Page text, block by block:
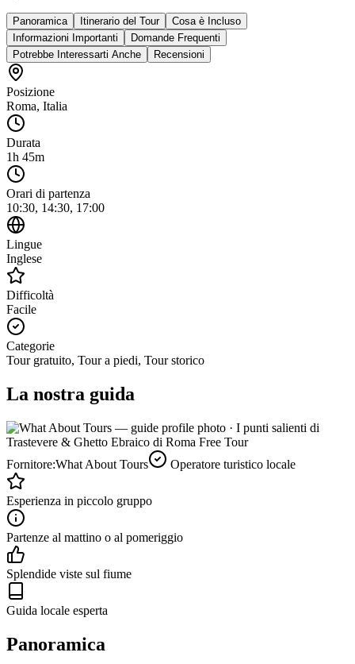
Panoramica Itinerario del Tour
Cosa è Incluso
Informazioni Importanti
Domande Frequenti
Potrebbe Interessarti Anche
Recensioni
Posizione
Roma, Italia
Durata
1h 45m
Orari di partenza
10:30, 14:30, 17:00
Lingue
Inglese
Difficoltà
Facile
Categorie
Tour gratuito, Tour a piedi, Tour storico
La nostra guida
Fornitore:What About Tours Operatore turistico locale
Esperienza in piccolo gruppo
Partenze al mattino o al pomeriggio
Splendide viste sul fiume
Guida locale esperta
Panoramica